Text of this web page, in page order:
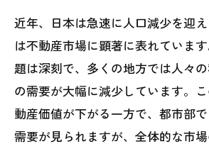
る方法
人口減少と不動産：どう変化
たなチャンス
転換期の不動産市場：未来を
は
近年、日本は急速に人口減少を迎
は不動産市場に顕著に表れていま
題は深刻で、多くの地方では人々
の需要が大幅に減少しています。
動産価値が下がる一方で、都市部
需要が見られますが、全体的な市